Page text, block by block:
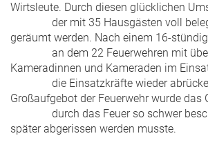
Wirtsleute. Durch diesen glücklichen
der mit 35 Hausgästen voll
geräumt werden. Nach einem 16-
an dem 22 Feuerwehren mit
Kameradinnen und Kameraden im
die Einsatzkräfte wieder
Großaufgebot der Feuerwehr wurde das
durch das Feuer so schwer
später abgerissen werden musste.